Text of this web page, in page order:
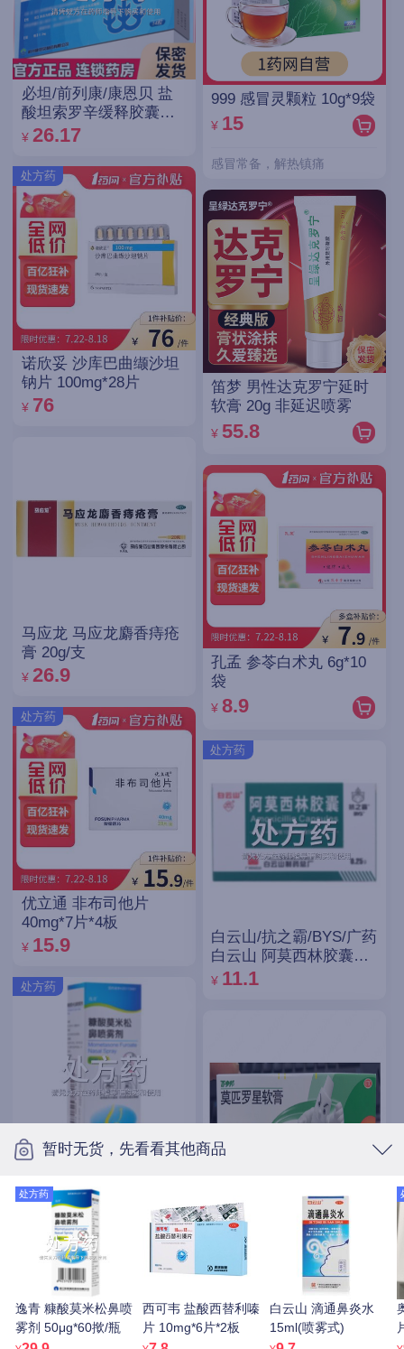
暂时无货，先看看其他商品
处方药
逸青 糠酸莫米松鼻喷
雾剂 50μg*60揿/瓶
西可韦 盐酸西替利嗪
片 10mg*6片*2板
白云山 滴通鼻炎水
15ml(喷雾式)
必坦/前列康/康恩贝 盐
酸坦索罗辛缓释胶囊
0.2mg*14粒/盒
¥ 26.17
处方药
诺欣妥 沙库巴曲缬沙坦
钠片 100mg*28片
¥ 76
马应龙 马应龙麝香痔疮
膏 20g/支
¥ 26.9
处方药
优立通 非布司他片
40mg*7片*4板
¥ 15.9
处方药
剂 50μg*60揿/瓶
49.89
999 感冒灵颗粒 10g*9袋
¥ 15
感冒常备，解热镇痛
笛梦 男性达克罗宁延时
软膏 20g 非延迟喷雾
¥ 55.8
孔孟 参苓白术丸 6g*10
袋
¥ 8.9
处方药
白云山/抗之霸/BYS/广药
白云山 阿莫西林胶囊
0.25g*10粒*5板
¥ 11.1
百多邦 莫匹罗星软膏
2%（15g:0.3g）
35.67